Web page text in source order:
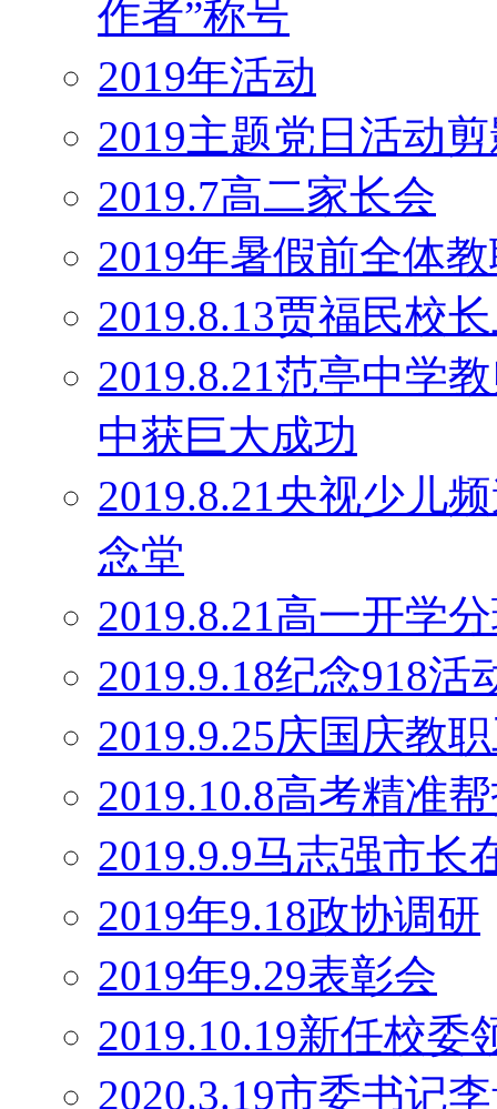
作者”称号
2019年活动
2019主题党日活动
2019.7高二家长会
2019年暑假前全体
2019.8.13贾福民校
2019.8.21范亭中学
中获巨大成功
2019.8.21央视少儿
念堂
2019.8.21高一开学
2019.9.18纪念918活
2019.9.25庆国庆教
2019.10.8高考精准
2019.9.9马志强市长
2019年9.18政协调研
2019年9.29表彰会
2019.10.19新任校委
2020.3.19市委书记